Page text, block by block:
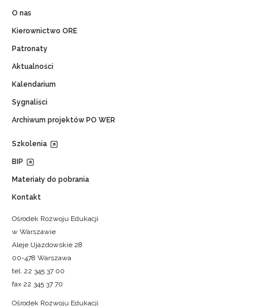
O nas
Kierownictwo ORE
Patronaty
Aktualności
Kalendarium
Sygnaliści
Archiwum projektów PO WER
Szkolenia
BIP
Materiały do pobrania
Kontakt
Ośrodek Rozwoju Edukacji
w Warszawie
Aleje Ujazdowskie 28
00-478 Warszawa
tel. 22 345 37 00
fax 22 345 37 70
Ośrodek Rozwoju Edukacji